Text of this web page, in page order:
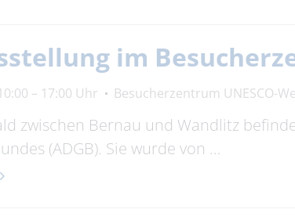
im
– 17:00 Uhr Besucherzentrum UNESCO-
zwischen Bernau und Wandlitz
(ADGB). Sie wurde von …